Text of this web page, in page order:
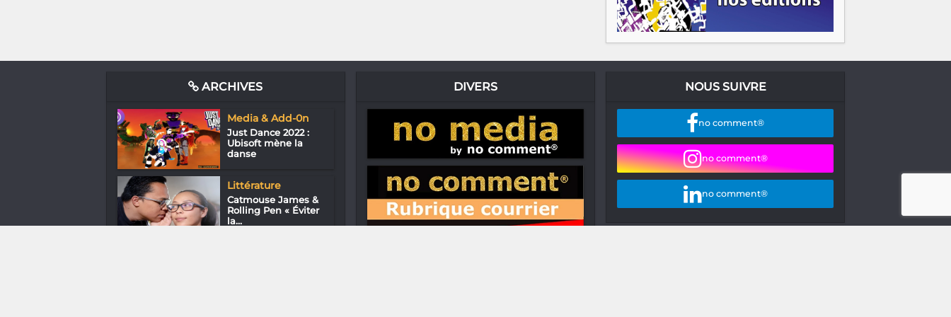
ARCHIVES
Media & Add-0n
Just Dance 2022 :
Ubisoft mène la
danse
Littérature
Catmouse James &
Rolling Pen « Éviter
la...
DIVERS NOUS SUIVRE
no comment®
no comment®
no comment®